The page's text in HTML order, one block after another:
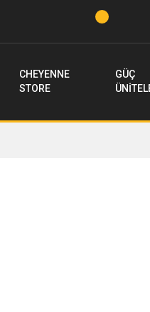
CHEYENNE
STORE
GÜÇ